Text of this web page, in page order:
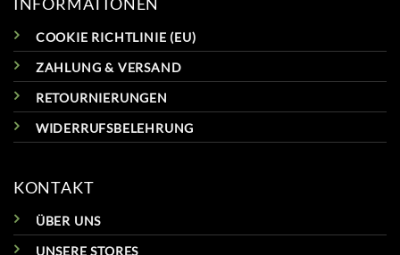
COOKIE RICHTLINIE (EU)
ZAHLUNG & VERSAND
RETOURNIERUNGEN
WIDERRUFSBELEHRUNG
KONTAKT
ÜBER UNS
UNSERE STORES